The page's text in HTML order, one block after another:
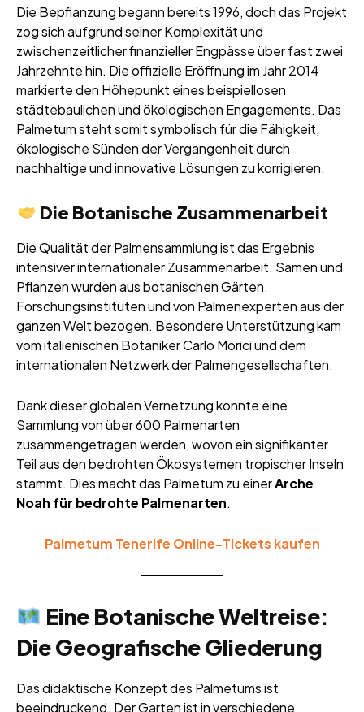
Die Bepflanzung begann bereits 1996, doch das Projekt
zog sich aufgrund seiner Komplexität und
zwischenzeitlicher finanzieller Engpässe über fast zwei
Jahrzehnte hin. Die offizielle Eröffnung im Jahr 2014
markierte den Höhepunkt eines beispiellosen
städtebaulichen und ökologischen Engagements. Das
Palmetum steht somit symbolisch für die Fähigkeit,
ökologische Sünden der Vergangenheit durch
nachhaltige und innovative Lösungen zu korrigieren.
Die Botanische Zusammenarbeit
Die Qualität der Palmensammlung ist das Ergebnis
intensiver internationaler Zusammenarbeit. Samen und
Pflanzen wurden aus botanischen Gärten,
Forschungsinstituten und von Palmenexperten aus der
ganzen Welt bezogen. Besondere Unterstützung kam
vom italienischen Botaniker Carlo Morici und dem
internationalen Netzwerk der Palmengesellschaften.
Dank dieser globalen Vernetzung konnte eine
Sammlung von über 600 Palmenarten
zusammengetragen werden, wovon ein signifikanter
Teil aus den bedrohten Ökosystemen tropischer Inseln
stammt. Dies macht das Palmetum zu einerArche
Noah für bedrohte Palmenarten.
Palmetum Tenerife Online-Tickets kaufen
Eine Botanische Weltreise:
Die Geografische Gliederung
Das didaktische Konzept des Palmetums ist
beeindruckend. Der Garten ist in verschiedene